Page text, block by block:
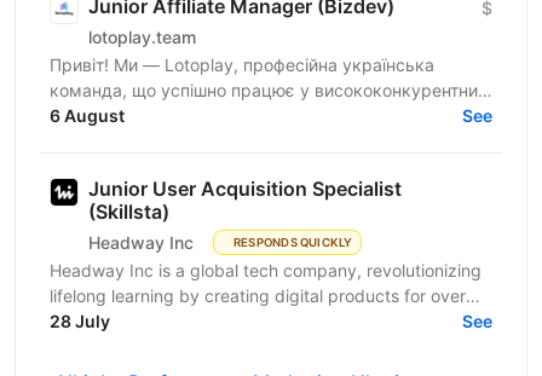
Junior Affiliate Manager (Bizdev)
lotoplay.team
$
Привіт! Ми — Lotoplay, професійна українська
команда, що успішно працює у висококонкурентних
нішах. Ми нерозривно пов’язані з affiliate
6 August See
Junior User Acquisition Specialist
(Skillsta)
Headway Inc RESPONDS QUICKLY
Headway Inc is a global tech company, revolutionizing
lifelong learning by creating digital products for over
150 million users worldwide. Our mission is to...
28 July See